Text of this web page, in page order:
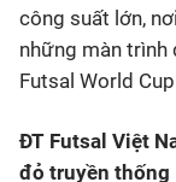
công suất lớn,
những màn trình
Futsal World
ĐT Futsal Việt
đỏ truyền thống